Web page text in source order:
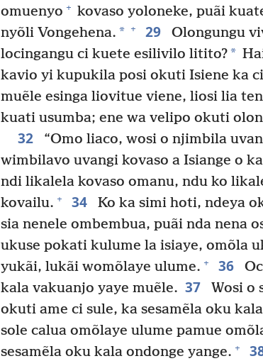
omuenyo + kovaso yoloneke, puãi
nyõli Vongehena. * + 29
Olongungu
locingangu ci kuete esilivilo litito?*
kavio yi kupukila posi okuti Isiene ka
muẽle esinga liovitue viene, liosi lia
kuati usumba; ene wa velipo okuti
32 “Omo liaco, wosi o njimbila
wimbilavo uvangi kovaso a Isiange o
ndi likalela kovaso omanu, ndu ko
kovailu. + 34
Ko ka simi hoti, ndeya
sia nenele ombembua, puãi nda nena
ukuse pokati kulume la isiaye, omõla
yukãi, lukãi womõlaye ulume. + 36
kala vakuanjo yaye muẽle. 37
Wosi o
okuti ame ci sule, ka sesamẽla oku
sole calua omõlaye ulume pamue
sesamẽla oku kala ondonge yange. +